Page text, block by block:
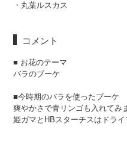
・丸葉ルスカス
コメント
■ お花のテーマ
バラのブーケ
■今時期のバラを使ったブーケ
爽やかさで青リンゴも入れてみ
姫ガマとHBスターチスはドライ